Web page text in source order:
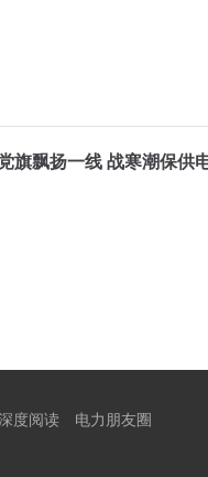
旗飘扬一线 战寒潮保供
度阅读 电力朋友圈